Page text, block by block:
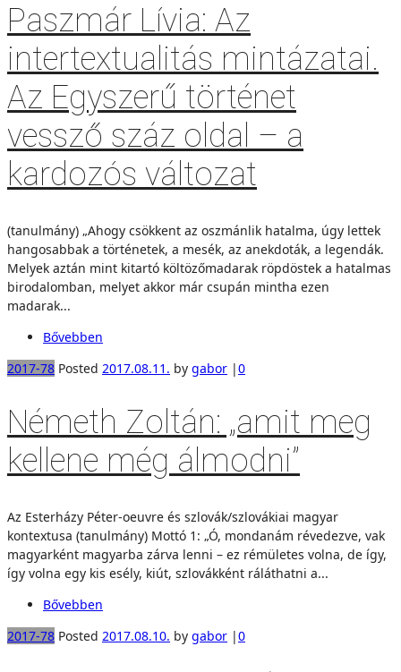
Paszmár Lívia: Az
intertextualitás mintázatai.
Az Egyszerű történet
vessző száz oldal – a
kardozós változat
(tanulmány) „Ahogy csökkent az oszmánlik hatalma, úgy lettek
hangosabbak a történetek, a mesék, az anekdoták, a legendák.
Melyek aztán mint kitartó költözőmadarak röpdöstek a hatalmas
birodalomban, melyet akkor már csupán mintha ezen
madarak...
Bővebben
2017-78 Posted 2017.08.11. by gabor |0
Németh Zoltán: „amit meg
kellene még álmodni”
Az Esterházy Péter-oeuvre és szlovák/szlovákiai magyar
kontextusa (tanulmány) Mottó 1: „Ó, mondanám révedezve, vak
magyarként magyarba zárva lenni – ez rémületes volna, de így,
így volna egy kis esély, kiút, szlovákként ráláthatni a...
Bővebben
2017-78 Posted 2017.08.10. by gabor |0